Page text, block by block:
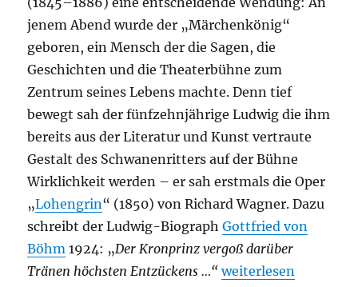
jenem Abend wurde der „Märchenkönig“
geboren, ein Mensch der die Sagen, die
Geschichten und die Theaterbühne zum
Zentrum seines Lebens machte. Denn tief
bewegt sah der fünfzehnjährige Ludwig die ihm
bereits aus der Literatur und Kunst vertraute
Gestalt des Schwanenritters auf der Bühne
Wirklichkeit werden – er sah erstmals die Oper
„Lohengrin“ (1850) von Richard Wagner. Dazu
schreibt der Ludwig-BiographGottfried von
Böhm 1924: „Der Kronprinz vergoß darüber
Tränen höchsten Entzückens …“„160 Jahre
weiterlesen